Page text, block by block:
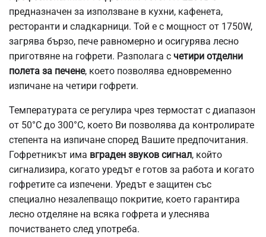
предназначен за използване в кухни, кафенета,
ресторанти и сладкарници. Той е с мощност от 1750W,
загрява бързо, пече равномерно и осигурява лесно
приготвяне на гофрети. Разполага с четири отделни
полета за печене, което позволява едновременно
изпичане на четири гофрети.
Температурата се регулира чрез термостат с диапазон
от 50°C до 300°C, което Ви позволява да контролирате
степента на изпичане според Вашите предпочитания.
Гофретникът има вграден звуков сигнал, който
сигнализира, когато уредът е готов за работа и когато
гофретите са изпечени. Уредът е защитен със
специално незалепващо покритие, което гарантира
лесно отделяне на всяка гофрета и улеснява
почистването след употреба.